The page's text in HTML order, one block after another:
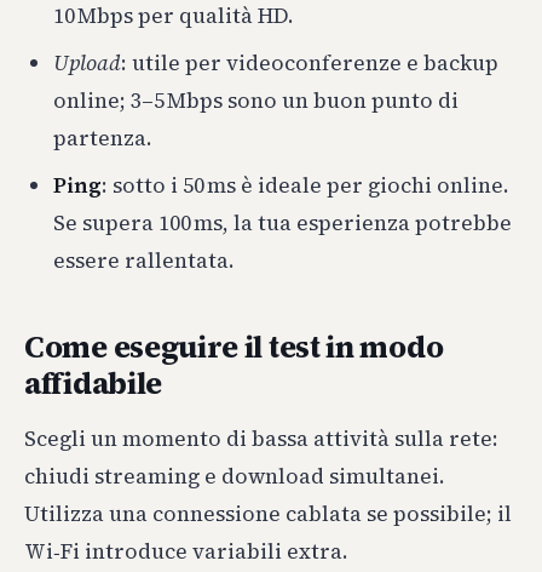
10 Mbps per qualità HD.
Upload: utile per videoconferenze e backup
online; 3–5 Mbps sono un buon punto di
partenza.
Ping: sotto i 50 ms è ideale per giochi online.
Se supera 100 ms, la tua esperienza potrebbe
essere rallentata.
Come eseguire il test in modo
affidabile
Scegli un momento di bassa attività sulla rete:
chiudi streaming e download simultanei.
Utilizza una connessione cablata se possibile; il
Wi‑Fi introduce variabili extra.